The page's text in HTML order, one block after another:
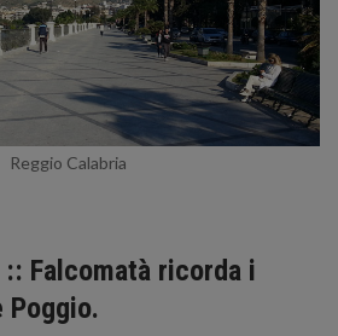
Reggio Calabria
:: Falcomatà ricorda i
Poggio.